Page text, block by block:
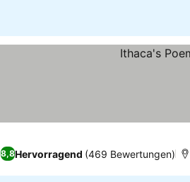
8,8Hervorragend (469 Bewertungen)